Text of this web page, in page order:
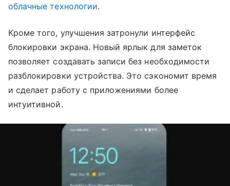
облачные технологии.
Кроме того, улучшения затронули интерфейс
блокировки экрана. Новый ярлык для заметок
позволяет создавать записи без необходимости
разблокировки устройства. Это сэкономит время
и сделает работу с приложениями более
интуитивной.